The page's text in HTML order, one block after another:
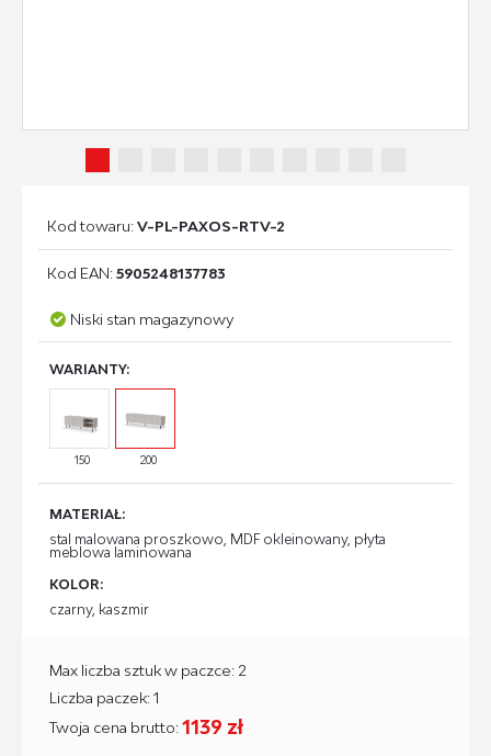
Kod towaru:V-PL-PAXOS-RTV-2
Kod EAN:5905248137783
Niski stan magazynowy
WARIANTY:
150 200
MATERIAŁ:
stal malowana proszkowo, MDF okleinowany, płyta
meblowa laminowana
KOLOR:
czarny, kaszmir
Twoja cena brutto:1139 zł
Max liczba sztuk w paczce: 2
Liczba paczek: 1